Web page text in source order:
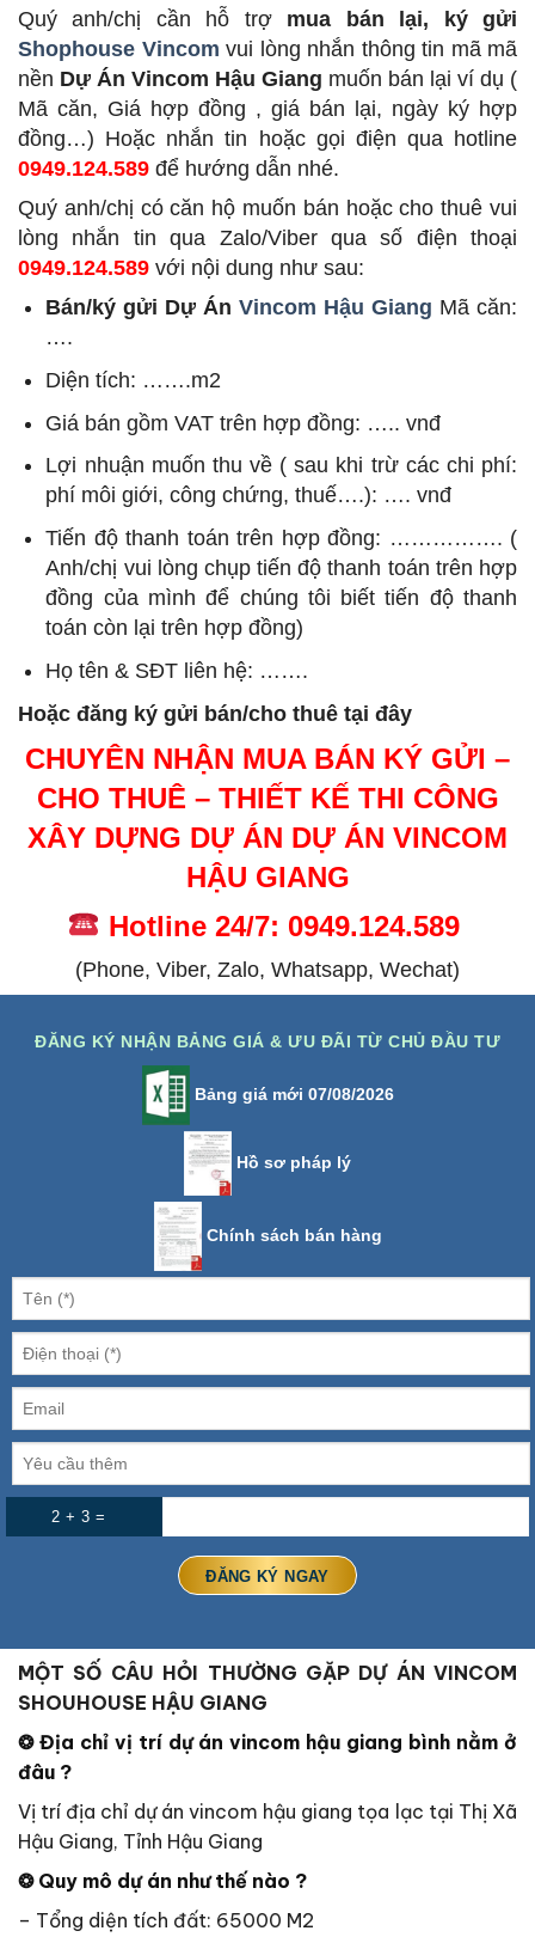
Quý anh/chị cần hỗ trợ mua bán lại, ký gửi
Shophouse Vincom vui lòng nhắn thông tin mã mã
nền Dự Án Vincom Hậu Giang muốn bán lại ví dụ (
Mã căn, Giá hợp đồng , giá bán lại, ngày ký hợp
đồng…) Hoặc nhắn tin hoặc gọi điện qua hotline
0949.124.589 để hướng dẫn nhé.
Quý anh/chị có căn hộ muốn bán hoặc cho thuê vui
lòng nhắn tin qua Zalo/Viber qua số điện thoại
0949.124.589 với nội dung như sau:
Bán/ký gửi Dự ÁnVincom Hậu Giang Mã căn:
….
Diện tích: …….m2
Giá bán gồm VAT trên hợp đồng: ….. vnđ
Lợi nhuận muốn thu về ( sau khi trừ các chi phí:
phí môi giới, công chứng, thuế….): …. vnđ
Tiến độ thanh toán trên hợp đồng: ……………. (
Anh/chị vui lòng chụp tiến độ thanh toán trên hợp
đồng của mình để chúng tôi biết tiến độ thanh
toán còn lại trên hợp đồng)
Họ tên & SĐT liên hệ: …….
Hoặc đăng ký gửi bán/cho thuê tại đây
CHUYÊN NHẬN MUA BÁN KÝ GỬI –
CHO THUÊ – THIẾT KẾ THI CÔNG
XÂY DỰNG DỰ ÁN DỰ ÁN VINCOM
HẬU GIANG
Hotline 24/7: 0949.124.589
(Phone, Viber, Zalo, Whatsapp, Wechat)
ĐĂNG KÝ NHẬN BẢNG GIÁ & ƯU ĐÃI TỪ CHỦ ĐẦU TƯ
Bảng giá mới 07/08/2026
Hồ sơ pháp lý
Chính sách bán hàng
2 + 3 =
MỘT SỐ CÂU HỎI THƯỜNG GẶP DỰ ÁN VINCOM
SHOUHOUSE HẬU GIANG
❂ Địa chỉ vị trí dự ánvincom hậu giang bình nằm ở
đâu ?
Vị trí địa chỉ dự án vincom hậu giang tọa lạc tại Thị Xã
Hậu Giang, Tỉnh Hậu Giang
❂ Quy mô dự án như thế nào ?
– Tổng diện tích đất: 65000 M2